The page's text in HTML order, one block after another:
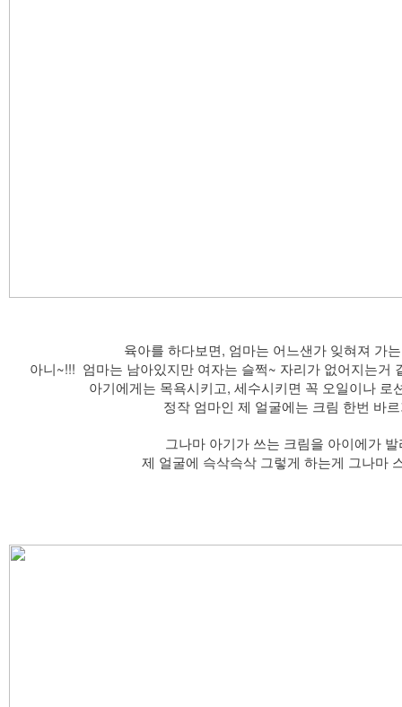
육아를 하다보면, 엄마는 어느샌가 잊혀져 가
아니~!!! 엄마는 남아있지만 여자는 슬쩍~ 자리가 없어지는거
아기에게는 목욕시키고, 세수시키면 꼭 오일이나 로
정작 엄마인 제 얼굴에는 크림 한번 바
그나마 아기가 쓰는 크림을 아이에가
제 얼굴에 슥삭슥삭 그렇게 하는게 그나마